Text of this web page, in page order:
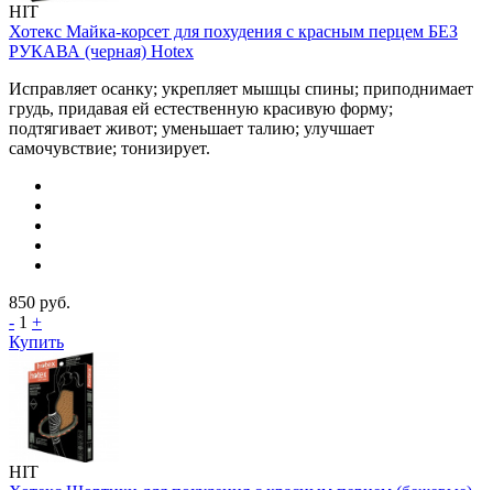
HIT
Хотекс Майка-корсет для похудения с красным перцем БЕЗ
РУКАВА (черная) Hotex
Исправляет осанку; укрепляет мышцы спины; приподнимает
грудь, придавая ей естественную красивую форму;
подтягивает живот; уменьшает талию; улучшает
самочувствие; тонизирует.
850 руб.
- 1 +
Купить
HIT